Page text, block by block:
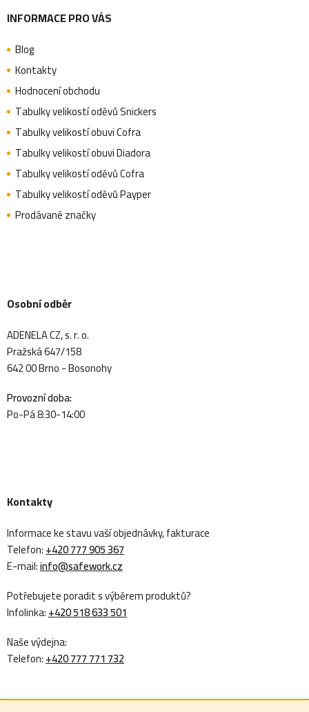
INFORMACE PRO VÁS
Blog
Kontakty
Hodnocení obchodu
Tabulky velikostí oděvů Snickers
Tabulky velikostí obuvi Cofra
Tabulky velikostí obuvi Diadora
Tabulky velikostí oděvů Cofra
Tabulky velikostí oděvů Payper
Prodávané značky
Osobní odběr
ADENELA CZ, s. r. o.
Pražská 647/158
642 00 Brno - Bosonohy
Provozní doba:
Po-Pá 8:30-14:00
Kontakty
Informace ke stavu vaší objednávky, fakturace
Telefon:+420 777 905 367
E-mail:info@safework.cz
Potřebujete poradit s výběrem produktů?
Infolinka:+420 518 633 501
Naše výdejna:
Telefon:+420 777 771 732